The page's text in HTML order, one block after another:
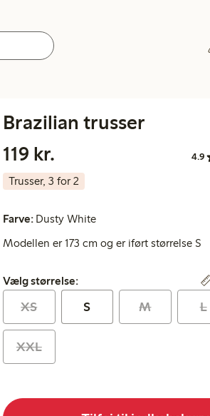
Brazilian trusser
119 kr.
4.9
Trusser, 3 for 2
Farve: Dusty White
Modellen er 173 cm og er iført størrelse S
Vælg størrelse:
Vælg størrelse:
XS S M L
XXL